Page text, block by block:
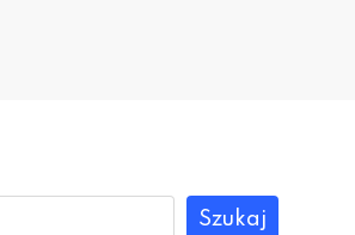
Szukaj